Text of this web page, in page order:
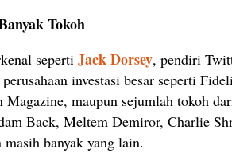
Tokoh
seperti Jack Dorsey, pendiri
investasi besar seperti
maupun sejumlah tokoh
Back, Meltem Demiror, Charlie
banyak yang lain.